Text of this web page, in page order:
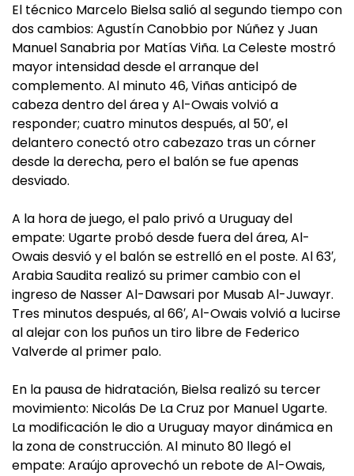
El técnico Marcelo Bielsa salió al segundo tiempo con
dos cambios: Agustín Canobbio por Núñez y Juan
Manuel Sanabria por Matías Viña. La Celeste mostró
mayor intensidad desde el arranque del
complemento. Al minuto 46, Viñas anticipó de
cabeza dentro del área y Al-Owais volvió a
responder; cuatro minutos después, al 50′, el
delantero conectó otro cabezazo tras un córner
desde la derecha, pero el balón se fue apenas
desviado.
A la hora de juego, el palo privó a Uruguay del
empate: Ugarte probó desde fuera del área, Al-
Owais desvió y el balón se estrelló en el poste. Al 63′,
Arabia Saudita realizó su primer cambio con el
ingreso de Nasser Al-Dawsari por Musab Al-Juwayr.
Tres minutos después, al 66′, Al-Owais volvió a lucirse
al alejar con los puños un tiro libre de Federico
Valverde al primer palo.
En la pausa de hidratación, Bielsa realizó su tercer
movimiento: Nicolás De La Cruz por Manuel Ugarte.
La modificación le dio a Uruguay mayor dinámica en
la zona de construcción. Al minuto 80 llegó el
empate: Araújo aprovechó un rebote de Al-Owais,